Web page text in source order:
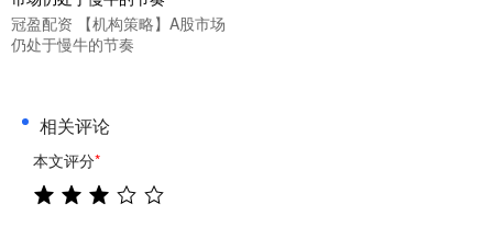
冠盈配资 【机构策略】A股市场
仍处于慢牛的节奏
相关评论
本文评分*